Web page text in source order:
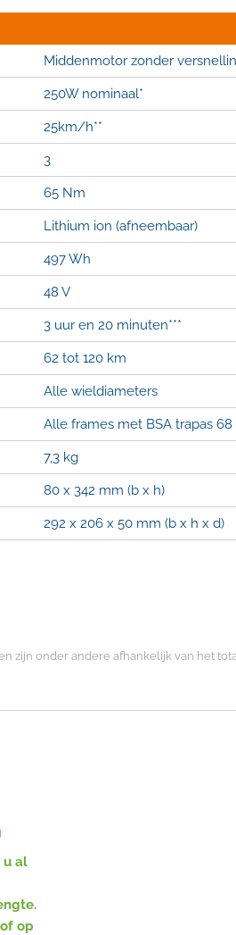
Middenmotor zonder
250W nominaal*
25km/h**
3
65 Nm
Lithium ion (afneembaar)
497 Wh
48 V
3 uur en 20 minuten***
62 tot 120 km
Alle wieldiameters
Alle frames met BSA trapas
7,3 kg
80 x 342 mm (b x h)
292 x 206 x 50 mm (b x h x d)
zijn onder andere afhankelijk van het
u al
op